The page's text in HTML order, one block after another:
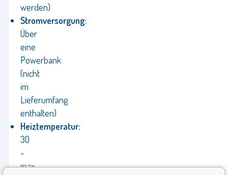
werden)
Stromversorgung:
Über
eine
Powerbank
(nicht
im
Lieferumfang
enthalten)
Heiztemperatur:
30
-
max.